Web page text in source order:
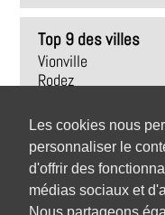
Les cookies nous
personnaliser le
d'offrir des
médias sociaux et
Top 9 des villes
Vionville
Rodez
Revel